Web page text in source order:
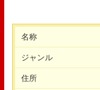
名称
ジャンル
住所